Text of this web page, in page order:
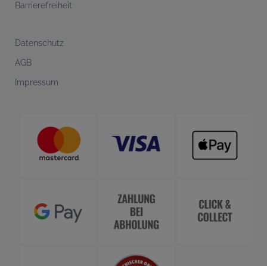
Barrierefreiheit
Datenschutz
AGB
Impressum